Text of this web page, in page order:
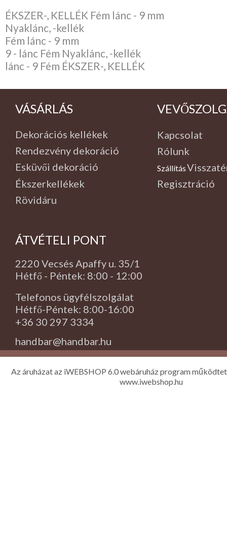
ÉKSZER-, KELLÉK Fém lánc - 9 mm
Nyaklánc, -kellék
Fém lánc - 9 mm
9 - lánc Fém Nyaklánc, -kellék
lánc - 9 Fém ÉKSZER-, KELLÉK
VÁSÁRLÁS
Dekorációs kellékek
Rendezvény dekoráció
Esküvői dekoráció
Ékszerkellékek
Rövidáru
Kapcsolat
Rólunk
Szállítás
Regisztráció
ÁTVÉTELI PONT
2220 Vecsés Apaffy u. 35/1
Hétfő - Péntek: 8:00 - 12:00
Telefonos ügyfélszolgálat
Hétfő-Péntek: 8:00-16:00
+36 30 297 3334
handbar@handbar.hu
Az áruházat az iWEBSHOP 6.0 webáruház program
www.iwebshop.hu